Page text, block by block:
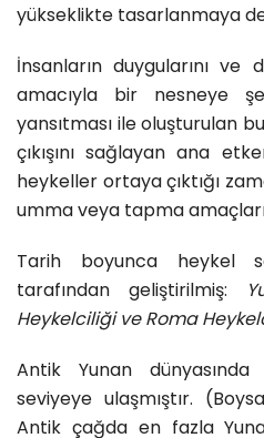
yükseklikte tasarlanmaya
İnsanların duygularını
amacıyla bir nesneye
yansıtması ile oluşturulan
çıkışını sağlayan ana
heykeller ortaya çıktığı
umma veya tapma amaçları
Tarih boyunca heykel
tarafından geliştirilmiş:
Heykelciliği ve Roma
Antik Yunan
seviyeye ulaşmıştır.
Antik çağda en fazla